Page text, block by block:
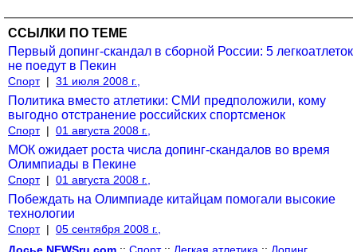
ССЫЛКИ ПО ТЕМЕ
Первый допинг-скандал в сборной России: 5 легкоатлеток
не поедут в Пекин
Спорт | 31 июля 2008 г.,
Политика вместо атлетики: СМИ предположили, кому
выгоднo отстранение российских спортсменок
Спорт | 01 августа 2008 г.,
МОК ожидает роста числа допинг-скандалов во время
Олимпиады в Пекине
Спорт | 01 августа 2008 г.,
Побеждать на Олимпиаде китайцам помогали высокие
технологии
Спорт | 05 сентября 2008 г.,
Досье NEWSru.com :: Спорт:: Легкая атлетика :: Допинг